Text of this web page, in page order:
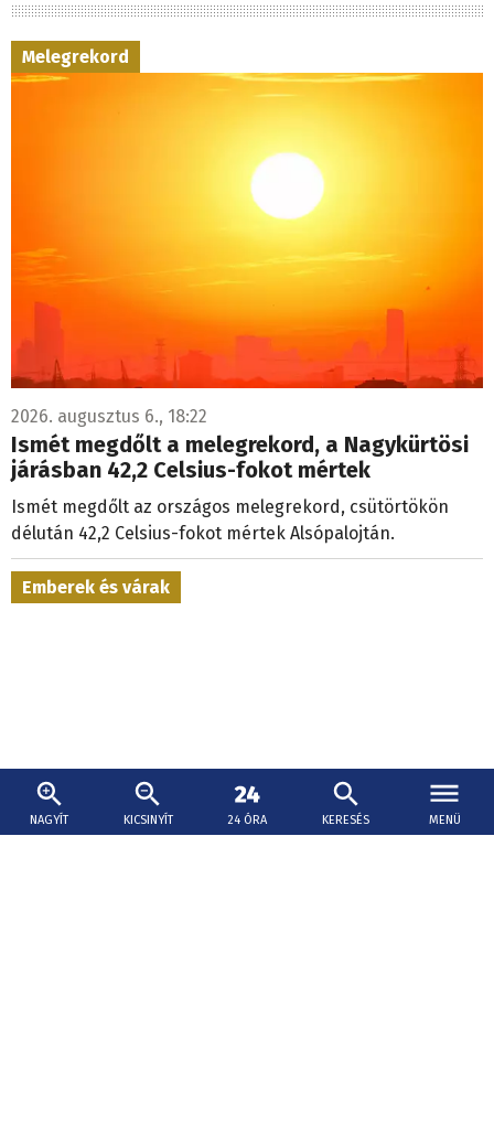
NAGYÍT KICSINYÍT 24 ÓRA KERESÉS MENÜ
Melegrekord
2026. augusztus 6., 18:22
Ismét megdőlt a melegrekord, a Nagykürtösi
járásban 42,2 Celsius-fokot mértek
Ismét megdőlt az országos melegrekord, csütörtökön
délután 42,2 Celsius-fokot mértek Alsópalojtán.
Emberek és várak